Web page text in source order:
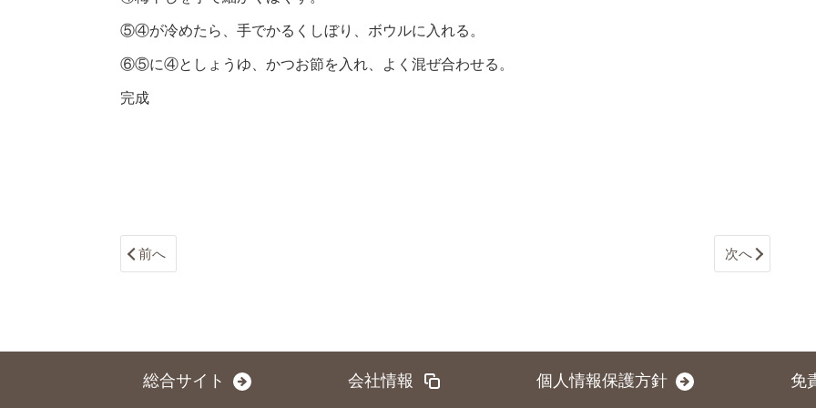
⑤④が冷めたら、手でかるくしぼり、ボウルに入れる。
⑥⑤に④としょうゆ、かつお節を入れ、よく混ぜ合わせる。
完成
前へ 次へ
総合サイト 会社情報 個人情報保護方針 免